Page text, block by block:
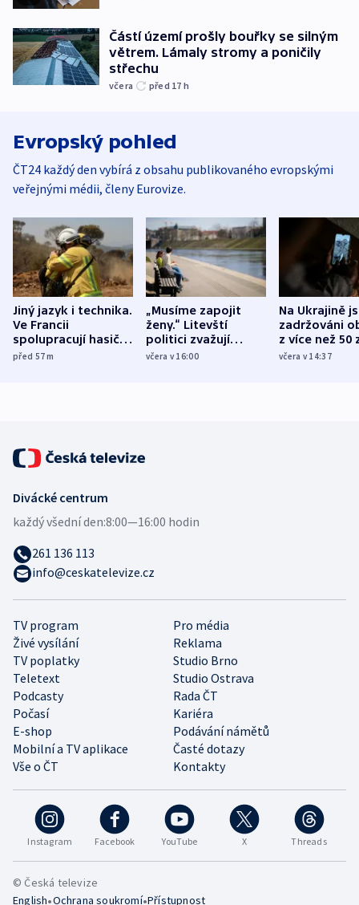
Částí území prošly bouřky se silným
větrem. Lámaly stromy a poničily
střechu
včera před 17 h
Evropský pohled
ČT24 každý den vybírá z obsahu publikovaného evropskými
veřejnými médii, členy Eurovize.
Jiný jazyk i technika.
Ve Francii
spolupracují hasiči z
různých zemí
před 57m
„Musíme zapojit
ženy.“ Litevští
politici zvažují
dohodu o
včera v 16:00
Na Ukrajině
zadržováni
z více než 50
Bojovali na
včera v 14:37
Instagram Facebook YouTube X Threads
TV program
Pro média
Živé vysílání
Reklama
TV poplatky
Studio Brno
Teletext
Studio Ostrava
Podcasty
Rada ČT
Počasí
Kariéra
E-shop
Podávání námětů
Mobilní a TV aplikace
Časté dotazy
Vše o ČT
Kontakty
Divácké centrum
každý všední den:8:00—16:00 hodin
261 136 113
info@ceskatelevize.cz
© Česká televize
English•Ochrana soukromí•Přístupnost